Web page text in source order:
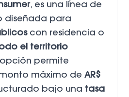
, es una línea de
diseñada para
con residencia o
el territorio
opción permite
máximo de AR$
bajo una tasa